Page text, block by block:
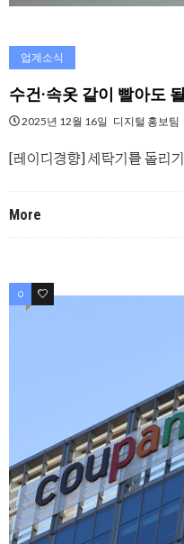
업계소식
수건·속옷 같이 빨아도
2025년 12월 16일 디지털 홍보팀
[레이디경향] 세탁기를 돌리
More
0 0